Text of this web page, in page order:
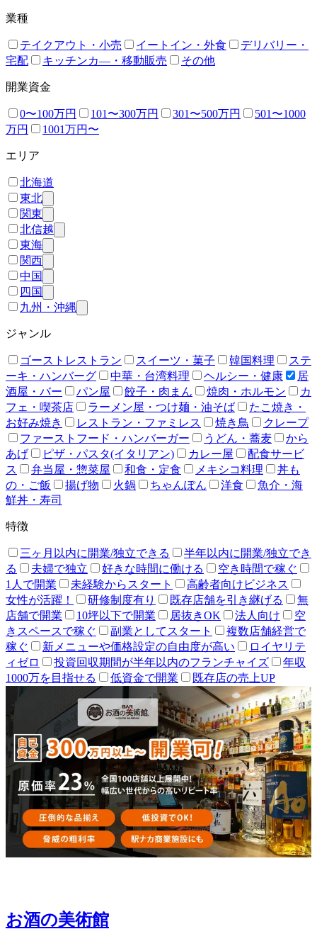
業種
テイクアウト・小売 イートイン・外食
デリバリー・
宅配
キッチンカ―・移動販売 その他
開業資金
0〜100万円 101〜300万円 301〜500万円
501〜1000
万円
1001万円〜
エリア
北海道
東北
関東
北信越
東海
関西
中国
四国
九州・沖縄
ジャンル
ゴーストレストラン スイーツ・菓子 韓国料理
ステ
ーキ・ハンバーグ
中華・台湾料理 ヘルシー・健康
居
酒屋・バー
パン屋 餃子・肉まん 焼肉・ホルモン
カ
フェ・喫茶店
ラーメン屋・つけ麺・油そば
たこ焼き・
お好み焼き
レストラン・ファミレス 焼き鳥
クレープ
ファーストフード・ハンバーガー
うどん・蕎麦
から
あげ
ピザ・パスタ(イタリアン) カレー屋
配食サービ
ス
弁当屋・惣菜屋 和食・定食 メキシコ料理
丼も
の・ご飯
揚げ物 火鍋 ちゃんぽん 洋食
魚介・海
鮮丼・寿司
特徴
三ヶ月以内に開業/独立できる
半年以内に開業/独立でき
る
夫婦で独立 好きな時間に働ける
空き時間で稼ぐ
1人で開業
未経験からスタート
高齢者向けビジネス
女性が活躍！
研修制度有り 既存店舗を引き継げる
無
店舗で開業
10坪以下で開業 居抜きOK 法人向け
空
きスペースで稼ぐ
副業としてスタート
複数店舗経営で
稼ぐ
新メニューや価格設定の自由度が高い
ロイヤリテ
ィゼロ
投資回収期間が半年以内のフランチャイズ
年収
1000万を目指せる
低資金で開業 既存店の売上UP
お酒の美術館